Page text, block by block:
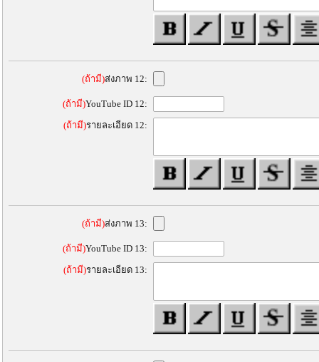
(ถ้ามี)ส่งภาพ 12:
(ถ้ามี)YouTube ID 12:
(ถ้ามี)รายละเอียด 12:
(ถ้ามี)ส่งภาพ 13:
(ถ้ามี)YouTube ID 13:
(ถ้ามี)รายละเอียด 13: